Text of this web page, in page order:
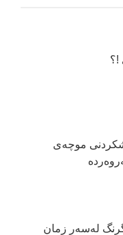
!؟
موچەی
لەسەر زمان